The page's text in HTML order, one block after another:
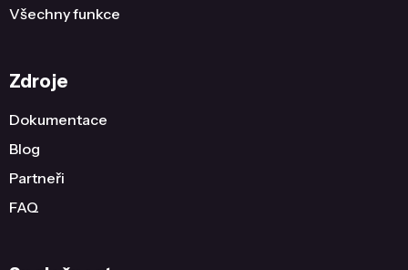
Všechny funkce
Zdroje
Dokumentace
Blog
Partneři
FAQ